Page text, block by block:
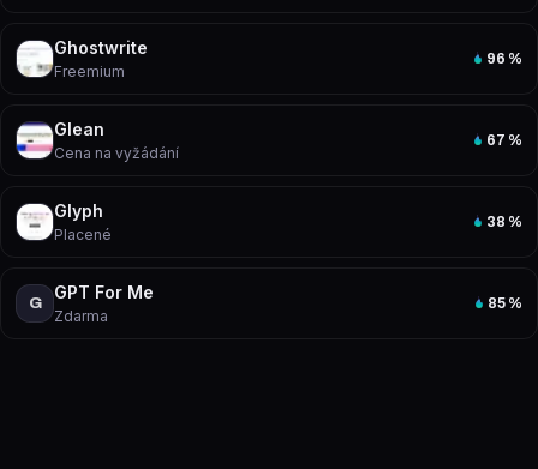
Ghostwrite
Freemium
96 %
Glean
Cena na vyžádání
67 %
Glyph
Placené
38 %
G
GPT For Me
Zdarma
85 %